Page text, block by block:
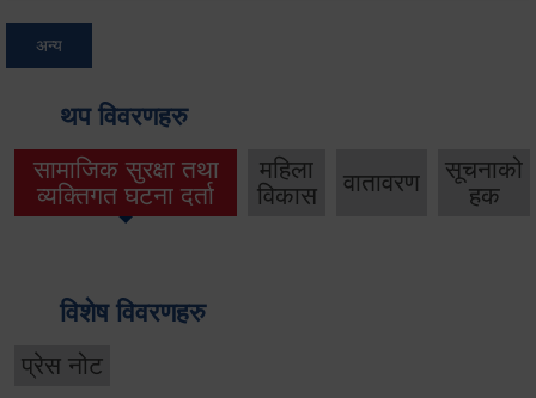
अन्य
थप विवरणहरु
सामाजिक सुरक्षा तथा
व्यक्तिगत घटना दर्ता
महिला
विकास
वातावरण
सूचनाको
हक
विशेष विवरणहरु
प्रेस नोट